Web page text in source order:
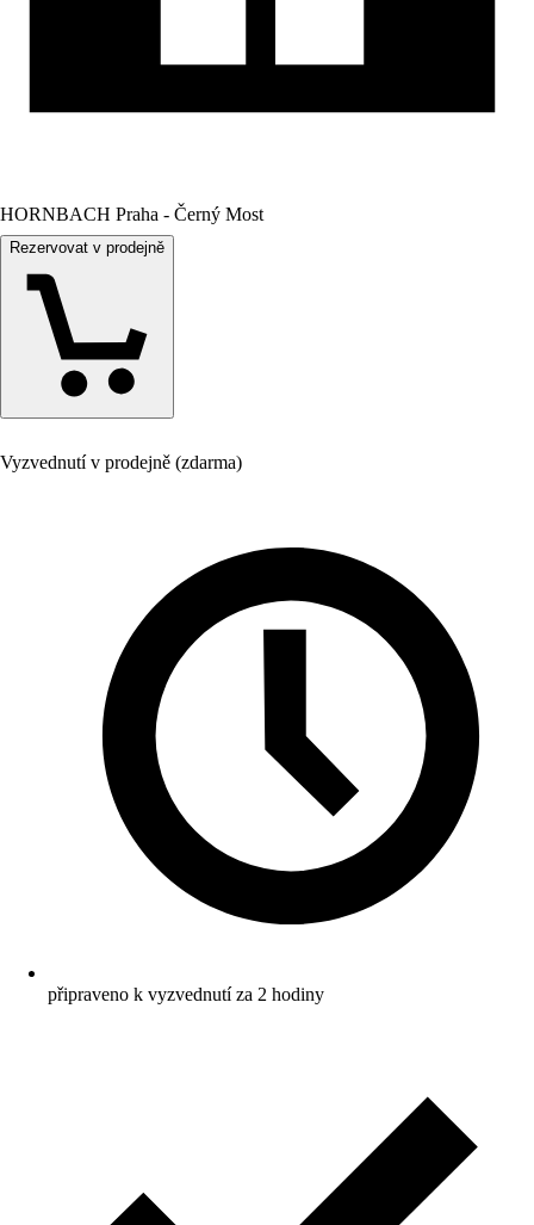
HORNBACH Praha - Černý Most
Rezervovat v prodejně
Vyzvednutí v prodejně (zdarma)
připraveno k vyzvednutí za 2 hodiny